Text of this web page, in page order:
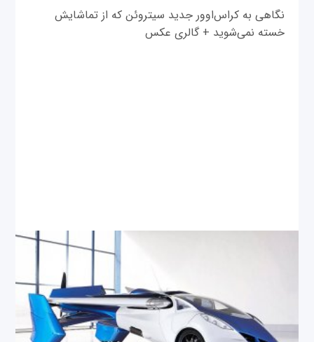
نگاهی به کراس‌اوور جدید سیتروئن که از تماشایش
خسته نمی‌شوید + گالری عکس